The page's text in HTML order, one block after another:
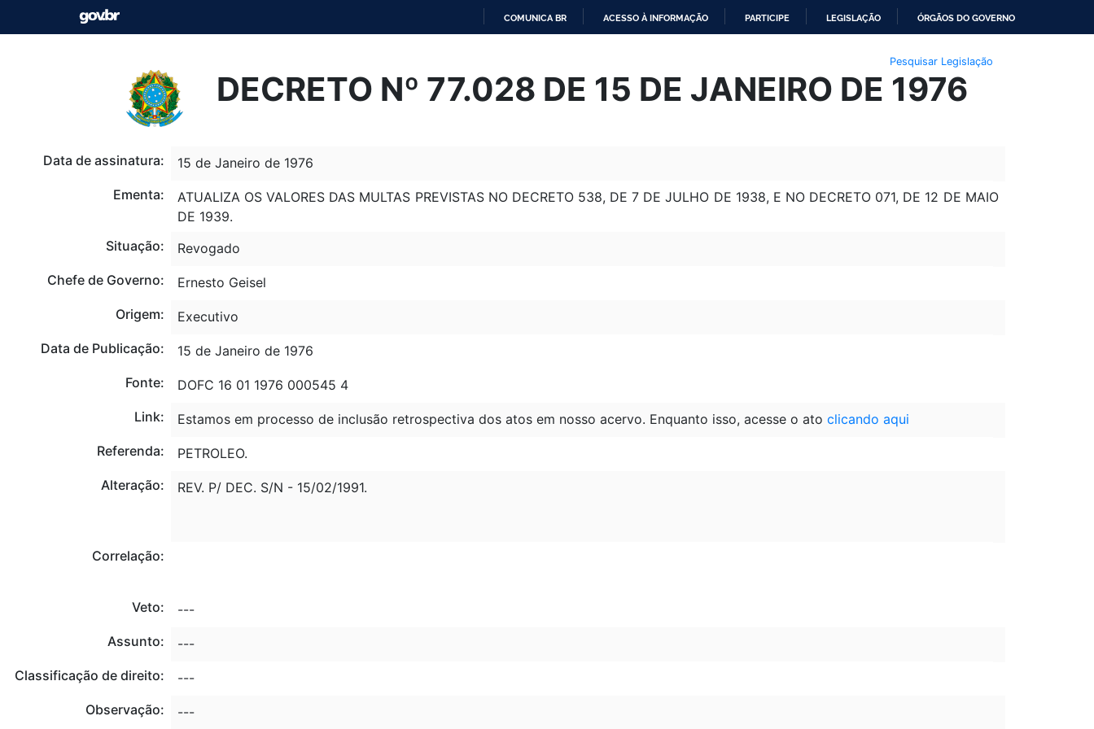
O
CONTEÚDO
COMUNICA BR ACESSO À INFORMAÇÃO PARTICIPE LEGISLAÇÃO ÓRGÃOS DO GOVERNO
Pesquisar Legislação
DECRETO Nº 77.028 DE 15 DE JANEIRO DE 1976
Data de assinatura:
15 de Janeiro de 1976
Ementa:
ATUALIZA OS VALORES DAS MULTAS PREVISTAS NO DECRETO 538, DE 7 DE JULHO DE 1938, E NO DECRETO 071, DE 12 DE MAIO
DE 1939.
Situação:
Revogado
Chefe de Governo:
Ernesto Geisel
Origem:
Executivo
Data de Publicação:
15 de Janeiro de 1976
Fonte:
DOFC 16 01 1976 000545 4
Link:
Estamos em processo de inclusão retrospectiva dos atos em nosso acervo. Enquanto isso, acesse o ato clicando aqui
Referenda:
PETROLEO.
Alteração:
REV. P/ DEC. S/N - 15/02/1991.
Correlação:
Veto:
---
Assunto:
---
Classificação de direito:
---
Observação:
---